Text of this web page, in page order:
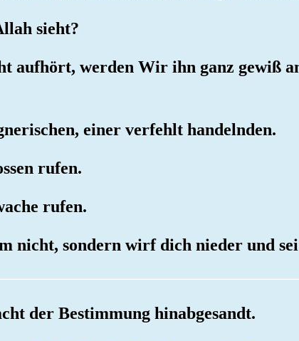
sieht?
aufhört, werden Wir ihn ganz gewiß
einer verfehlt handelnden.
rufen.
rufen.
nicht, sondern wirf dich nieder und
der Bestimmung hinabgesandt.